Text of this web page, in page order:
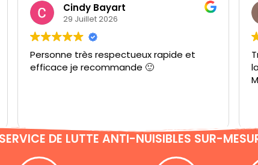
Marion Leborgne
29 Juillet 2026
Très professionnel Jordan a bien expliqué
la marche à suivre je suis très satisfaite.
DE LUTTE ANTI-NUISIBLES SUR-